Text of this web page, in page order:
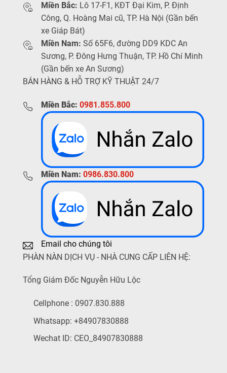
Miền Bắc: Lô 17-F1, KĐT Đại Kim, P. Định
Công, Q. Hoàng Mai cũ, TP. Hà Nội (Gần bến
xe Giáp Bát)
Miền Nam: Số 65F6, đường DD9 KDC An
Sương, P. Đông Hưng Thuận, TP. Hồ Chí Minh
(Gần bến xe An Sương)
BÁN HÀNG & HỖ TRỢ KỸ THUẬT 24/7
Miền Bắc: 0981.855.800
Miền Nam: 0986.830.800
Email cho chúng tôi
PHÀN NÀN DỊCH VỤ - NHÀ CUNG CẤP LIÊN HỆ:
Tổng Giám Đốc Nguyễn Hữu Lộc
Cellphone : 0907.830.888
Whatsapp: +84907830888
Wechat ID: CEO_84907830888